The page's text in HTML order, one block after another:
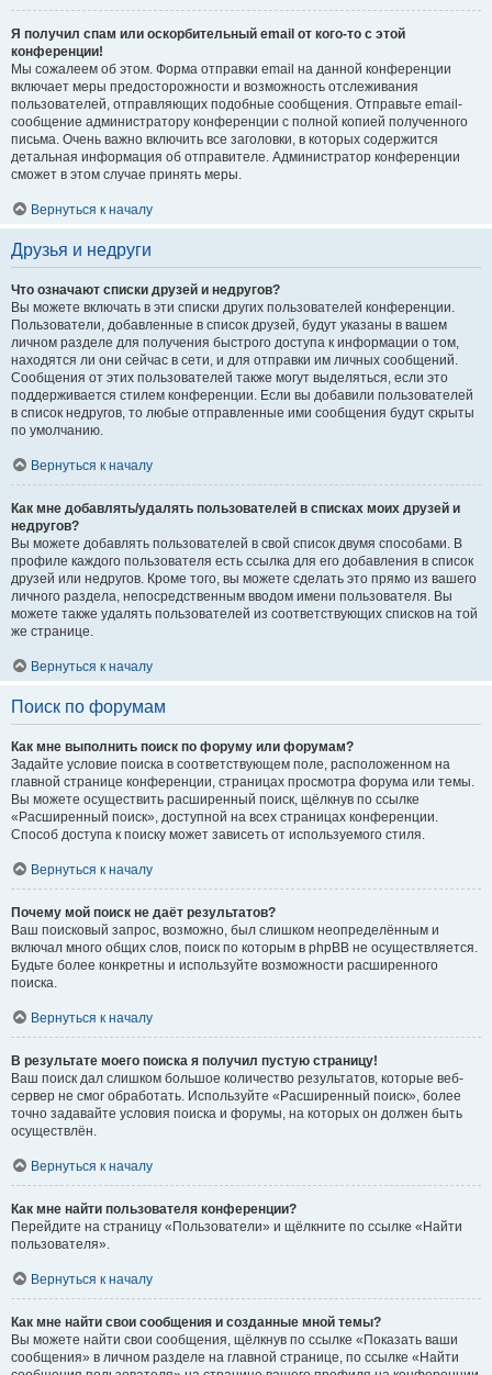
Я получил спам или оскорбительный email от кого-то с этой
конференции!
Мы сожалеем об этом. Форма отправки email на данной конференции
включает меры предосторожности и возможность отслеживания
пользователей, отправляющих подобные сообщения. Отправьте email-
сообщение администратору конференции с полной копией полученного
письма. Очень важно включить все заголовки, в которых содержится
детальная информация об отправителе. Администратор конференции
сможет в этом случае принять меры.
Вернуться к началу
Друзья и недруги
Что означают списки друзей и недругов?
Вы можете включать в эти списки других пользователей конференции.
Пользователи, добавленные в список друзей, будут указаны в вашем
личном разделе для получения быстрого доступа к информации о том,
находятся ли они сейчас в сети, и для отправки им личных сообщений.
Сообщения от этих пользователей также могут выделяться, если это
поддерживается стилем конференции. Если вы добавили пользователей
в список недругов, то любые отправленные ими сообщения будут скрыты
по умолчанию.
Вернуться к началу
Как мне добавлять/удалять пользователей в списках моих друзей и
недругов?
Вы можете добавлять пользователей в свой список двумя способами. В
профиле каждого пользователя есть ссылка для его добавления в список
друзей или недругов. Кроме того, вы можете сделать это прямо из вашего
личного раздела, непосредственным вводом имени пользователя. Вы
можете также удалять пользователей из соответствующих списков на той
же странице.
Вернуться к началу
Поиск по форумам
Как мне выполнить поиск по форуму или форумам?
Задайте условие поиска в соответствующем поле, расположенном на
главной странице конференции, страницах просмотра форума или темы.
Вы можете осуществить расширенный поиск, щёлкнув по ссылке
«Расширенный поиск», доступной на всех страницах конференции.
Способ доступа к поиску может зависеть от используемого стиля.
Вернуться к началу
Почему мой поиск не даёт результатов?
Ваш поисковый запрос, возможно, был слишком неопределённым и
включал много общих слов, поиск по которым в phpBB не осуществляется.
Будьте более конкретны и используйте возможности расширенного
поиска.
Вернуться к началу
В результате моего поиска я получил пустую страницу!
Ваш поиск дал слишком большое количество результатов, которые веб-
сервер не смог обработать. Используйте «Расширенный поиск», более
точно задавайте условия поиска и форумы, на которых он должен быть
осуществлён.
Вернуться к началу
Как мне найти пользователя конференции?
Перейдите на страницу «Пользователи» и щёлкните по ссылке «Найти
пользователя».
Вернуться к началу
Как мне найти свои сообщения и созданные мной темы?
Вы можете найти свои сообщения, щёлкнув по ссылке «Показать ваши
сообщения» в личном разделе на главной странице, по ссылке «Найти